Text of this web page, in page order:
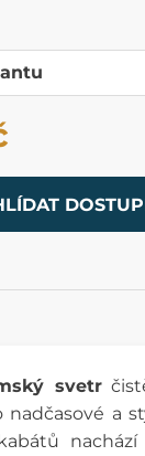
svetr
nadčasové a